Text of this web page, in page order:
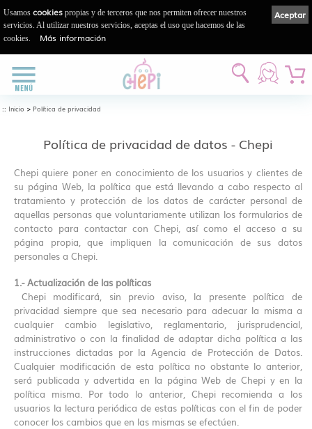
:: Inicio > Política de privacidad
Política de privacidad de datos - Chepi
Chepi quiere poner en conocimiento de los usuarios y clientes de
su página Web, la política que está llevando a cabo respecto al
tratamiento y protección de los datos de carácter personal de
aquellas personas que voluntariamente utilizan los formularios de
contacto para contactar con Chepi, así como el acceso a su
página propia, que impliquen la comunicación de sus datos
personales a Chepi.
1.- Actualización de las políticas
Chepi modificará, sin previo aviso, la presente política de
privacidad siempre que sea necesario para adecuar la misma a
cualquier cambio legislativo, reglamentario, jurisprudencial,
administrativo o con la finalidad de adaptar dicha política a las
instrucciones dictadas por la Agencia de Protección de Datos.
Cualquier modificación de esta política no obstante lo anterior,
será publicada y advertida en la página Web de Chepi y en la
política misma. Por todo lo anterior, Chepi recomienda a los
usuarios la lectura periódica de estas políticas con el fin de poder
conocer los cambios que en las mismas se efectúen.
Aceptar
Usamos cookies propias y de terceros que nos permiten ofrecer nuestros
servicios. Al utilizar nuestros servicios, aceptas el uso que hacemos de las
cookies.
Más información